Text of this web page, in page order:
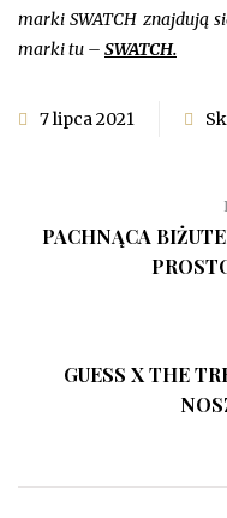
marki SWATCH znajdują
marki tu – SWATCH.
7 lipca 2021
PACHNĄCA
GUESS X THE